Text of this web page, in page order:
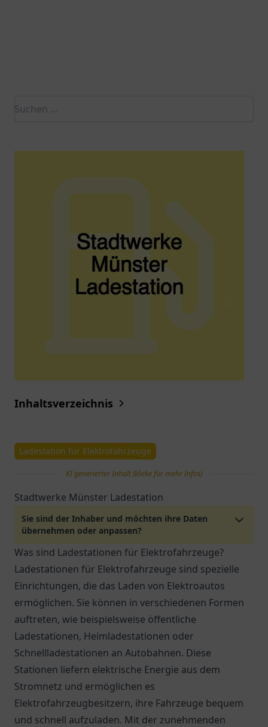
Inhaltsverzeichnis
Ladestation für Elektrofahrzeuge
KI generierter Inhalt (klicke für mehr Infos)
Stadtwerke Münster Ladestation
Sie sind der Inhaber und möchten ihre Daten
übernehmen oder anpassen?
Was sind Ladestationen für Elektrofahrzeuge?
Ladestationen für Elektrofahrzeuge sind spezielle
Einrichtungen, die das Laden von Elektroautos
ermöglichen. Sie können in verschiedenen Formen
auftreten, wie beispielsweise öffentliche
Ladestationen, Heimladestationen oder
Schnellladestationen an Autobahnen. Diese
Stationen liefern elektrische Energie aus dem
Stromnetz und ermöglichen es
Elektrofahrzeugbesitzern, ihre Fahrzeuge bequem
und schnell aufzuladen. Mit der zunehmenden